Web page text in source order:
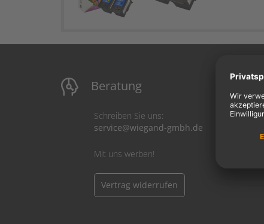
Beratung
Schreiben Sie uns:
service@wiegand-gmbh.de
Mit uns werben!
Vertrag widerrufen